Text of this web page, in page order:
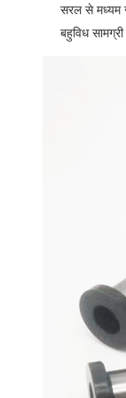
सरल से मध्यम
बहुविध